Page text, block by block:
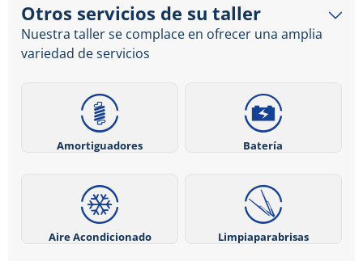
Otros servicios de su taller
Nuestra taller se complace en ofrecer una amplia
variedad de servicios
Amortiguadores Batería
Aire Acondicionado Limpiaparabrisas